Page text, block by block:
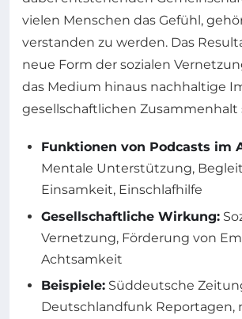
vielen Menschen das Gefühl,
verstanden zu werden. Das
neue Form der sozialen
das Medium hinaus nachhaltige
gesellschaftlichen Zusammenhalt
Funktionen von Podcasts im
Mentale Unterstützung,
Einsamkeit, Einschlafhilfe
Gesellschaftliche Wirkung:
Vernetzung, Förderung von
Achtsamkeit
Beispiele: Süddeutsche
Deutschlandfunk Reportagen,